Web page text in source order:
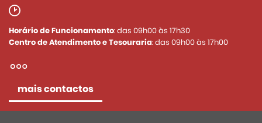
Horário de Funcionamento: das 09h00 às 17h30
Centro de Atendimento e Tesouraria: das 09h00 às 17h00
mais contactos